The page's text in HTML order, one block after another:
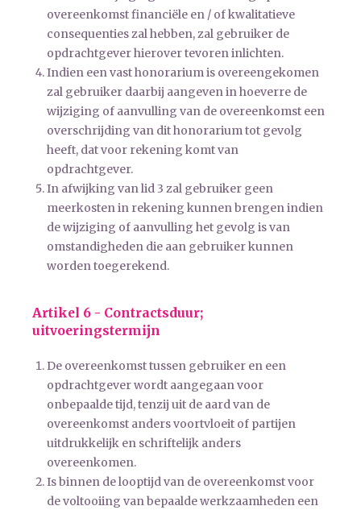
overeenkomst financiële en / of kwalitatieve
consequenties zal hebben, zal gebruiker de
opdrachtgever hierover tevoren inlichten.
Indien een vast honorarium is overeengekomen
zal gebruiker daarbij aangeven in hoeverre de
wijziging of aanvulling van de overeenkomst een
overschrijding van dit honorarium tot gevolg
heeft, dat voor rekening komt van
opdrachtgever.
In afwijking van lid 3 zal gebruiker geen
meerkosten in rekening kunnen brengen indien
de wijziging of aanvulling het gevolg is van
omstandigheden die aan gebruiker kunnen
worden toegerekend.
Artikel 6 - Contractsduur;
uitvoeringstermijn
De overeenkomst tussen gebruiker en een
opdrachtgever wordt aangegaan voor
onbepaalde tijd, tenzij uit de aard van de
overeenkomst anders voortvloeit of partijen
uitdrukkelijk en schriftelijk anders
overeenkomen.
Is binnen de looptijd van de overeenkomst voor
de voltooiing van bepaalde werkzaamheden een